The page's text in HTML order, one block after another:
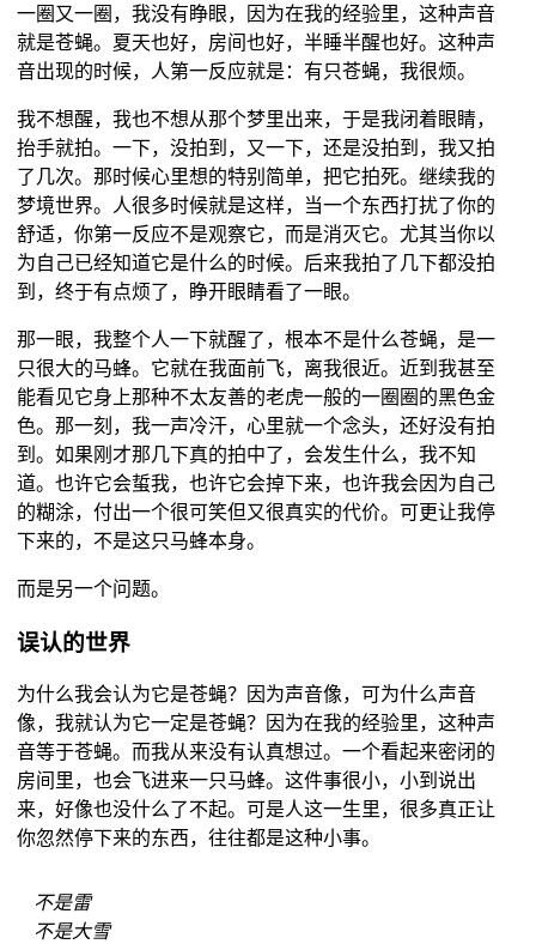
一圈又一圈，我没有睁眼，因为在我的经验里，这种声音
就是苍蝇。夏天也好，房间也好，半睡半醒也好。这种声
音出现的时候，人第一反应就是：有只苍蝇，我很烦。
我不想醒，我也不想从那个梦里出来，于是我闭着眼睛，
抬手就拍。一下，没拍到，又一下，还是没拍到，我又拍
了几次。那时候心里想的特别简单，把它拍死。继续我的
梦境世界。人很多时候就是这样，当一个东西打扰了你的
舒适，你第一反应不是观察它，而是消灭它。尤其当你以
为自己已经知道它是什么的时候。后来我拍了几下都没拍
到，终于有点烦了，睁开眼睛看了一眼。
那一眼，我整个人一下就醒了，根本不是什么苍蝇，是一
只很大的马蜂。它就在我面前飞，离我很近。近到我甚至
能看见它身上那种不太友善的老虎一般的一圈圈的黑色金
色。那一刻，我一声冷汗，心里就一个念头，还好没有拍
到。如果刚才那几下真的拍中了，会发生什么，我不知
道。也许它会蜇我，也许它会掉下来，也许我会因为自己
的糊涂，付出一个很可笑但又很真实的代价。可更让我停
下来的，不是这只马蜂本身。
而是另一个问题。
误认的世界
为什么我会认为它是苍蝇？因为声音像，可为什么声音
像，我就认为它一定是苍蝇？因为在我的经验里，这种声
音等于苍蝇。而我从来没有认真想过。一个看起来密闭的
房间里，也会飞进来一只马蜂。这件事很小，小到说出
来，好像也没什么了不起。可是人这一生里，很多真正让
你忽然停下来的东西，往往都是这种小事。
不是雷
不是大雪